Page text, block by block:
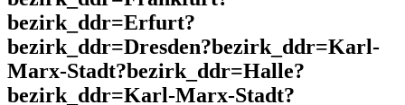
bezirk_ddr=Erfurt?
bezirk_ddr=Dresden?bezirk_ddr=Karl-
Marx-Stadt?bezirk_ddr=Halle?
bezirk_ddr=Karl-Marx-Stadt?